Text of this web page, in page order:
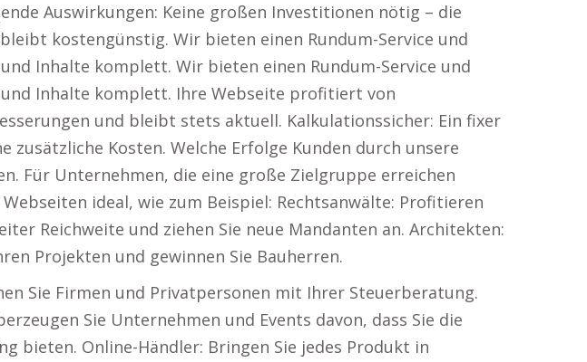
Auswirkungen: Keine großen Investitionen nötig – die
kostengünstig. Wir bieten einen Rundum-Service und
Inhalte komplett. Wir bieten einen Rundum-Service und
Inhalte komplett. Ihre Webseite profitiert von
und bleibt stets aktuell. Kalkulationssicher: Ein fixer
zusätzliche Kosten. Welche Erfolge Kunden durch unsere
Für Unternehmen, die eine große Zielgruppe erreichen
ideal, wie zum Beispiel: Rechtsanwälte: Profitieren
Reichweite und ziehen Sie neue Mandanten an. Architekten:
Projekten und gewinnen Sie Bauherren.
Sie Firmen und Privatpersonen mit Ihrer Steuerberatung.
Sie Unternehmen und Events davon, dass Sie die
bieten. Online-Händler: Bringen Sie jedes Produkt in